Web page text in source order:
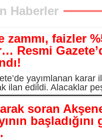
Haberler
zammı, faizler
Resmi
yayımlanan karar
ilan edildi. Alacaklar
soran
başladığını